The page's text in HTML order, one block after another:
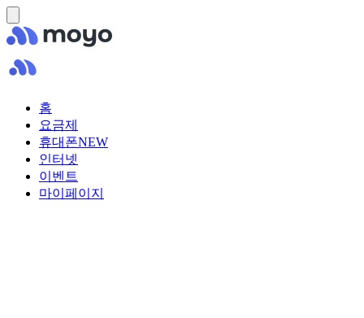
홈
요금제
휴대폰NEW
인터넷
이벤트
마이페이지